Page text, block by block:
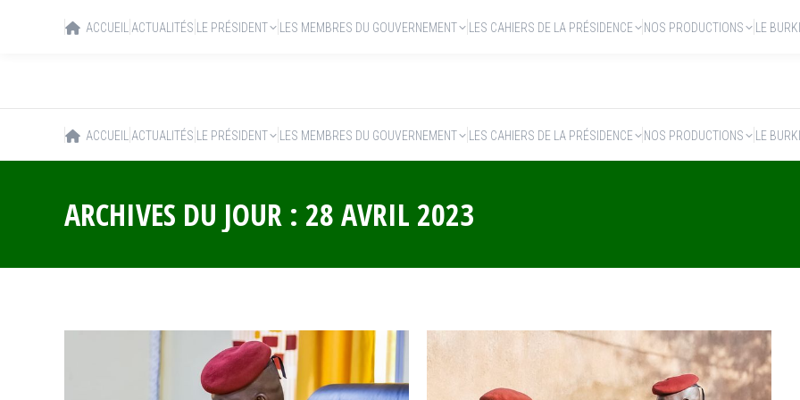
ACCUEIL ACTUALITÉS LE PRÉSIDENT LES MEMBRES DU GOUVERNEMENT LES CAHIERS DE LA PRÉSIDENCE NOS PRODUCTIONS LE
ARCHIVES DU JOUR : 28 AVRIL 2023
ACCUEIL ACTUALITÉS LE PRÉSIDENT LES MEMBRES DU GOUVERNEMENT LES CAHIERS DE LA PRÉSIDENCE NOS PRODUCTIONS LE